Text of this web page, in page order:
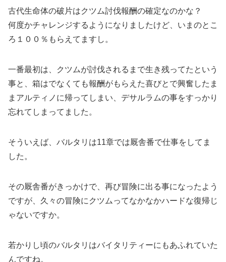
古代生命体の破片はクツム討伐報酬の確定なのかな？
何度かチャレンジするようになりましたけど、いまのとこ
ろ１００％もらえてますし。
一番最初は、クツムが討伐されるまで生き残ってたという
事と、箱はでなくても報酬がもらえた喜びとで興奮したま
まアルティノに帰ってしまい、デサルラムの事をすっかり
忘れてしまってました。
そういえば、バルタリは11章では厩舎番で仕事をしてま
した。
その厩舎番がきっかけで、再び冒険に出る事になったよう
ですが、久々の冒険にクツムってなかなかハードな復帰じ
ゃないですか。
若かりし頃のバルタリはバイタリティーにもあふれていた
んですね。